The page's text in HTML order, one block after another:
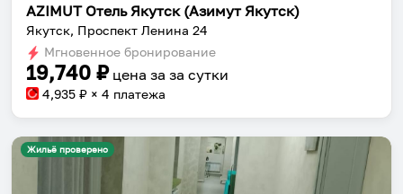
AZIMUT Отель Якутск (Азимут Якутск)
Якутск, Проспект Ленина 24
Мгновенное бронирование
19,740 ₽ цена за за сутки
4,935 ₽ × 4 платежа
Жильё проверено